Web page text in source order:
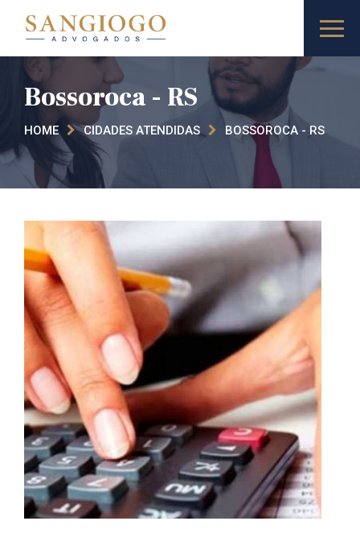
Bossoroca​ - RS
HOME CIDADES ATENDIDAS BOSSOROCA​ - RS